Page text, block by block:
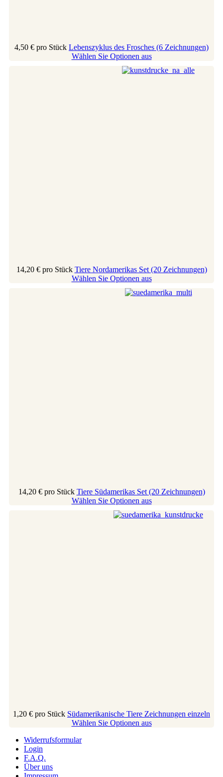
4,50 € pro Stück Lebenszyklus des Frosches (6 Zeichnungen)
Wählen Sie Optionen aus
14,20 € pro Stück Tiere Nordamerikas Set (20 Zeichnungen)
Wählen Sie Optionen aus
14,20 € pro Stück Tiere Südamerikas Set (20 Zeichnungen)
Wählen Sie Optionen aus
1,20 € pro Stück Südamerikanische Tiere Zeichnungen einzeln
Wählen Sie Optionen aus
Widerrufsformular
Login
F.A.Q.
Über uns